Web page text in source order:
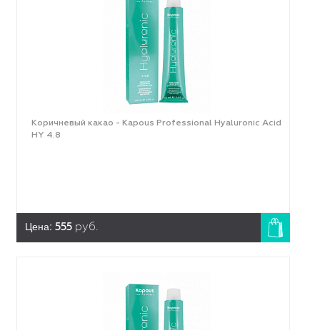
Коричневый какао - Kapous Professional Hyaluronic Acid
HY 4.8
Цена: 555 руб.